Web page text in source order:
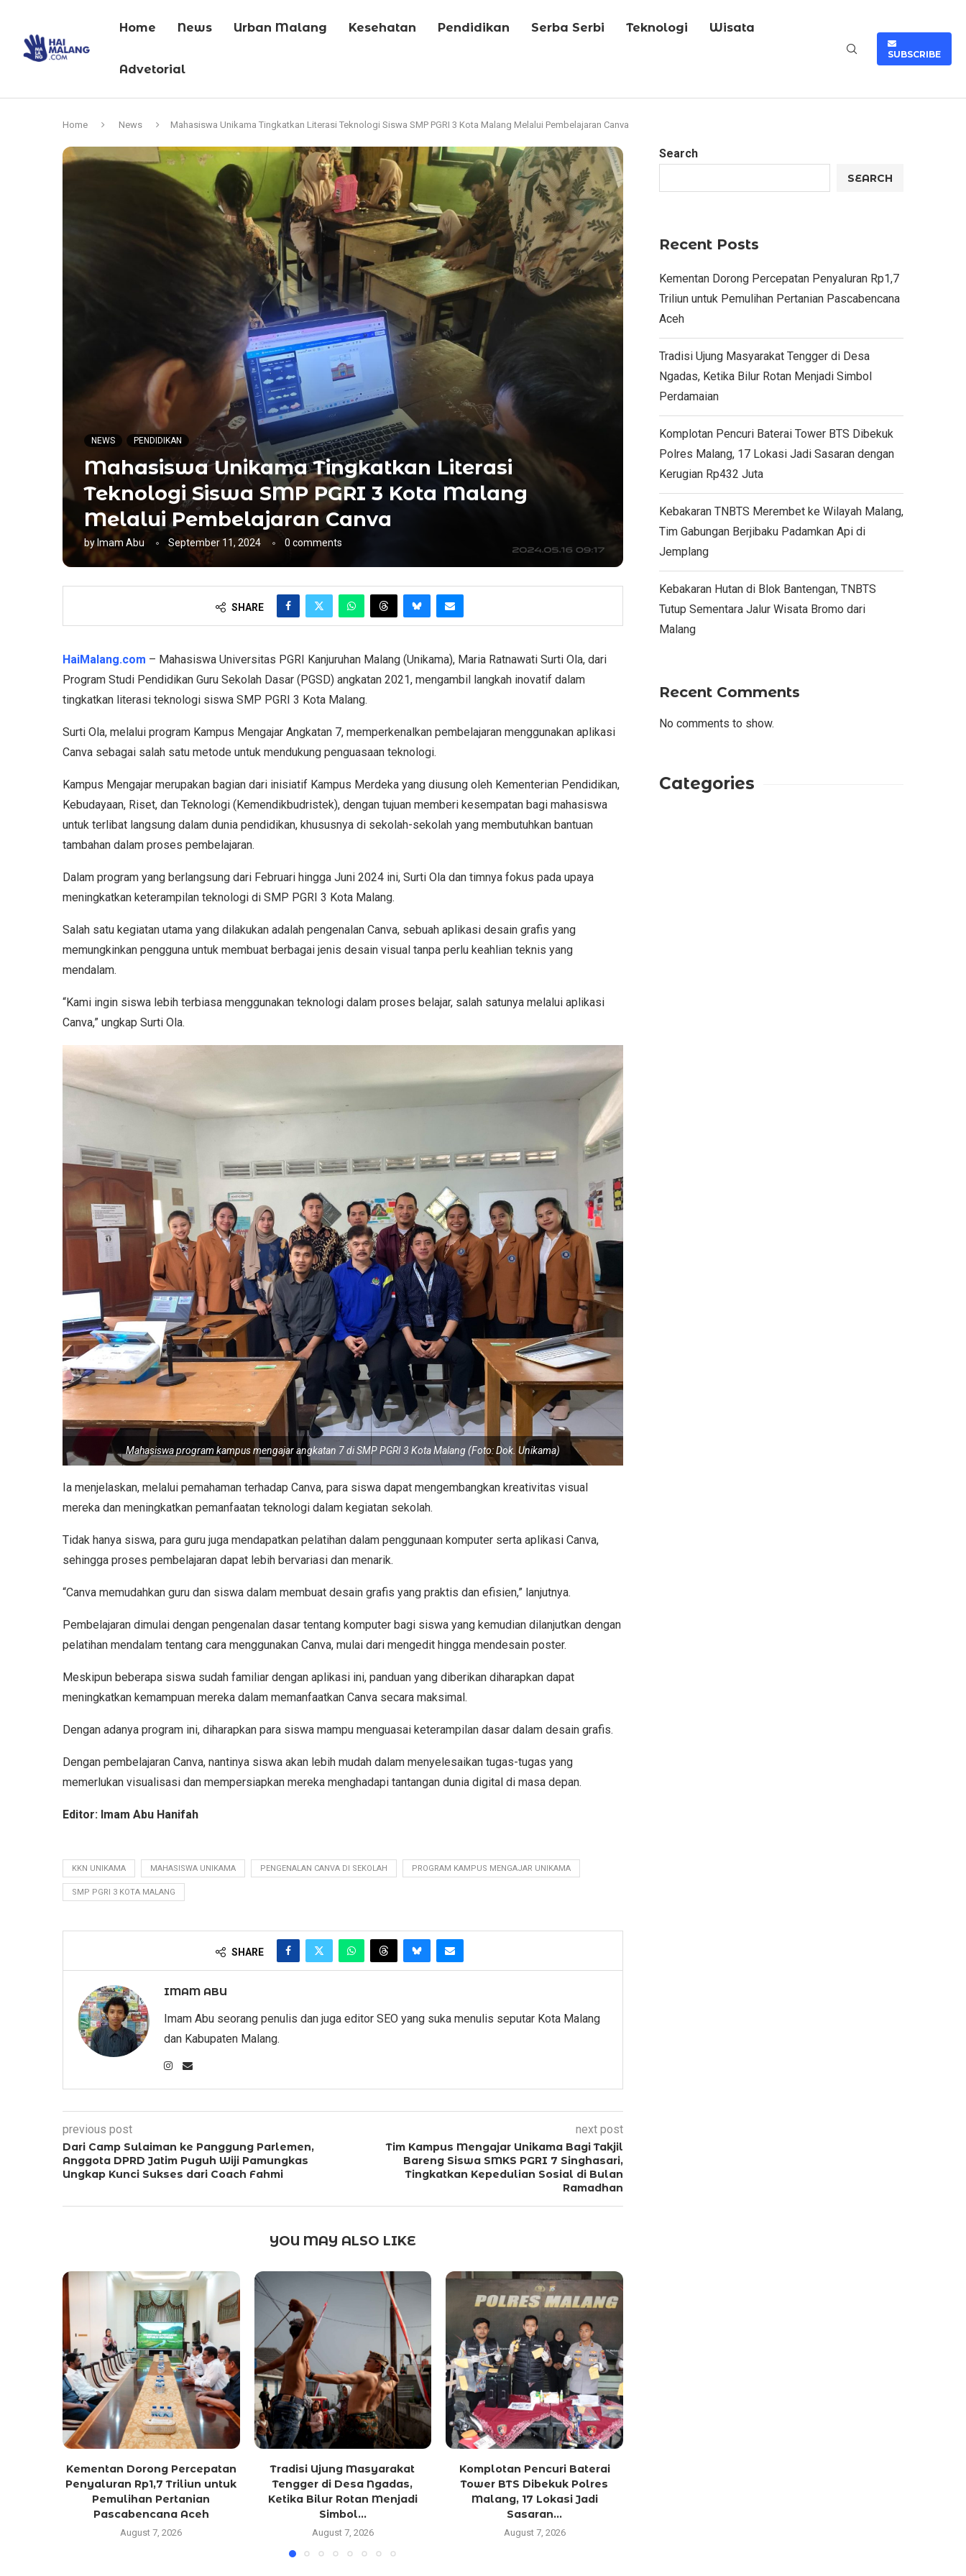
Home News Urban Malang Kesehatan Pendidikan Serba Serbi Teknologi Wisata
Advetorial
SUBSCRIBE
Home News Mahasiswa Unikama Tingkatkan Literasi Teknologi Siswa SMP PGRI 3 Kota Malang Melalui Pembelajaran Canva
NEWS PENDIDIKAN
Mahasiswa Unikama Tingkatkan Literasi
Teknologi Siswa SMP PGRI 3 Kota Malang
Melalui Pembelajaran Canva
byImam Abu September 11, 2024 0 comments
SHARE
HaiMalang.com – Mahasiswa Universitas PGRI Kanjuruhan Malang (Unikama), Maria Ratnawati Surti Ola, dari
Program Studi Pendidikan Guru Sekolah Dasar (PGSD) angkatan 2021, mengambil langkah inovatif dalam
tingkatkan literasi teknologi siswa SMP PGRI 3 Kota Malang.
Surti Ola, melalui program Kampus Mengajar Angkatan 7, memperkenalkan pembelajaran menggunakan aplikasi
Canva sebagai salah satu metode untuk mendukung penguasaan teknologi.
Kampus Mengajar merupakan bagian dari inisiatif Kampus Merdeka yang diusung oleh Kementerian Pendidikan,
Kebudayaan, Riset, dan Teknologi (Kemendikbudristek), dengan tujuan memberi kesempatan bagi mahasiswa
untuk terlibat langsung dalam dunia pendidikan, khususnya di sekolah-sekolah yang membutuhkan bantuan
tambahan dalam proses pembelajaran.
Dalam program yang berlangsung dari Februari hingga Juni 2024 ini, Surti Ola dan timnya fokus pada upaya
meningkatkan keterampilan teknologi di SMP PGRI 3 Kota Malang.
Salah satu kegiatan utama yang dilakukan adalah pengenalan Canva, sebuah aplikasi desain grafis yang
memungkinkan pengguna untuk membuat berbagai jenis desain visual tanpa perlu keahlian teknis yang
mendalam.
“Kami ingin siswa lebih terbiasa menggunakan teknologi dalam proses belajar, salah satunya melalui aplikasi
Canva,” ungkap Surti Ola.
Mahasiswa program kampus mengajar angkatan 7 di SMP PGRI 3 Kota Malang (Foto: Dok. Unikama)
Ia menjelaskan, melalui pemahaman terhadap Canva, para siswa dapat mengembangkan kreativitas visual
mereka dan meningkatkan pemanfaatan teknologi dalam kegiatan sekolah.
Tidak hanya siswa, para guru juga mendapatkan pelatihan dalam penggunaan komputer serta aplikasi Canva,
sehingga proses pembelajaran dapat lebih bervariasi dan menarik.
“Canva memudahkan guru dan siswa dalam membuat desain grafis yang praktis dan efisien,” lanjutnya.
Pembelajaran dimulai dengan pengenalan dasar tentang komputer bagi siswa yang kemudian dilanjutkan dengan
pelatihan mendalam tentang cara menggunakan Canva, mulai dari mengedit hingga mendesain poster.
Meskipun beberapa siswa sudah familiar dengan aplikasi ini, panduan yang diberikan diharapkan dapat
meningkatkan kemampuan mereka dalam memanfaatkan Canva secara maksimal.
Dengan adanya program ini, diharapkan para siswa mampu menguasai keterampilan dasar dalam desain grafis.
Dengan pembelajaran Canva, nantinya siswa akan lebih mudah dalam menyelesaikan tugas-tugas yang
memerlukan visualisasi dan mempersiapkan mereka menghadapi tantangan dunia digital di masa depan.
Editor: Imam Abu Hanifah
KKN UNIKAMA MAHASISWA UNIKAMA PENGENALAN CANVA DI SEKOLAH PROGRAM KAMPUS MENGAJAR UNIKAMA
SMP PGRI 3 KOTA MALANG
SHARE
IMAM ABU
Imam Abu seorang penulis dan juga editor SEO yang suka menulis seputar Kota Malang
dan Kabupaten Malang.
previous post
Dari Camp Sulaiman ke Panggung Parlemen,
Anggota DPRD Jatim Puguh Wiji Pamungkas
Ungkap Kunci Sukses dari Coach Fahmi
next post
Tim Kampus Mengajar Unikama Bagi Takjil
Bareng Siswa SMKS PGRI 7 Singhasari,
Tingkatkan Kepedulian Sosial di Bulan
Ramadhan
YOU MAY ALSO LIKE
Kementan Dorong Percepatan
Penyaluran Rp1,7 Triliun untuk
Pemulihan Pertanian
Pascabencana Aceh
August 7, 2026
Tradisi Ujung Masyarakat
Tengger di Desa Ngadas,
Ketika Bilur Rotan Menjadi
Simbol...
August 7, 2026
Komplotan Pencuri Baterai
Tower BTS Dibekuk Polres
Malang, 17 Lokasi Jadi
Sasaran...
August 7, 2026
Search
SEARCH
Recent Posts
Kementan Dorong Percepatan Penyaluran Rp1,7
Triliun untuk Pemulihan Pertanian Pascabencana
Aceh
Tradisi Ujung Masyarakat Tengger di Desa
Ngadas, Ketika Bilur Rotan Menjadi Simbol
Perdamaian
Komplotan Pencuri Baterai Tower BTS Dibekuk
Polres Malang, 17 Lokasi Jadi Sasaran dengan
Kerugian Rp432 Juta
Kebakaran TNBTS Merembet ke Wilayah Malang,
Tim Gabungan Berjibaku Padamkan Api di
Jemplang
Kebakaran Hutan di Blok Bantengan, TNBTS
Tutup Sementara Jalur Wisata Bromo dari
Malang
Recent Comments
No comments to show.
Categories